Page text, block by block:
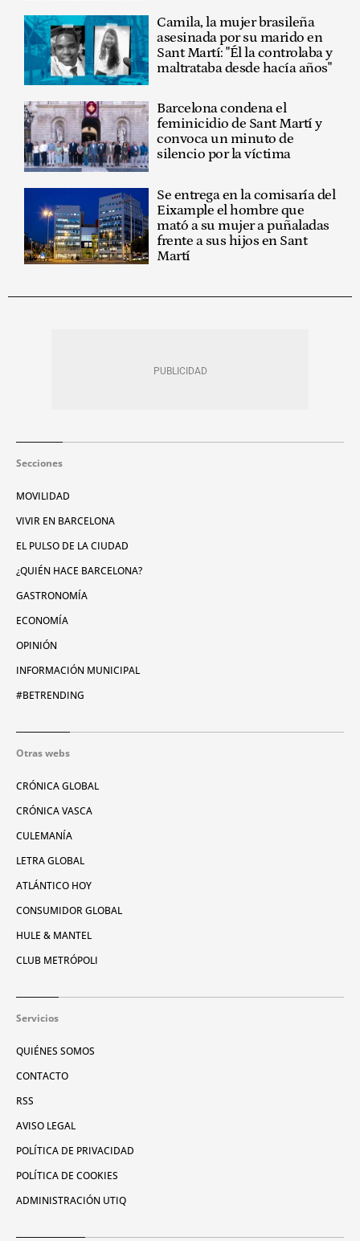
Camila, la mujer brasileña
asesinada por su marido en
Sant Martí: "Él la controlaba y
maltrataba desde hacía años"
Barcelona condena el
feminicidio de Sant Martí y
convoca un minuto de
silencio por la víctima
Se entrega en la comisaría del
Eixample el hombre que
mató a su mujer a puñaladas
frente a sus hijos en Sant
Martí
Secciones
MOVILIDAD
VIVIR EN BARCELONA
EL PULSO DE LA CIUDAD
¿QUIÉN HACE BARCELONA?
GASTRONOMÍA
ECONOMÍA
OPINIÓN
INFORMACIÓN MUNICIPAL
#BETRENDING
Otras webs
CRÓNICA GLOBAL
CRÓNICA VASCA
CULEMANÍA
LETRA GLOBAL
ATLÁNTICO HOY
CONSUMIDOR GLOBAL
HULE & MANTEL
CLUB METRÓPOLI
Servicios
QUIÉNES SOMOS
CONTACTO
RSS
AVISO LEGAL
POLÍTICA DE PRIVACIDAD
POLÍTICA DE COOKIES
ADMINISTRACIÓN UTIQ